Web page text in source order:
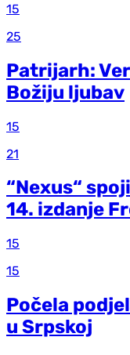
15
25
Patrijarh:
Božiju ljubav
15
21
“Nexus“
14. izdanje
15
15
Počela
u Srpskoj